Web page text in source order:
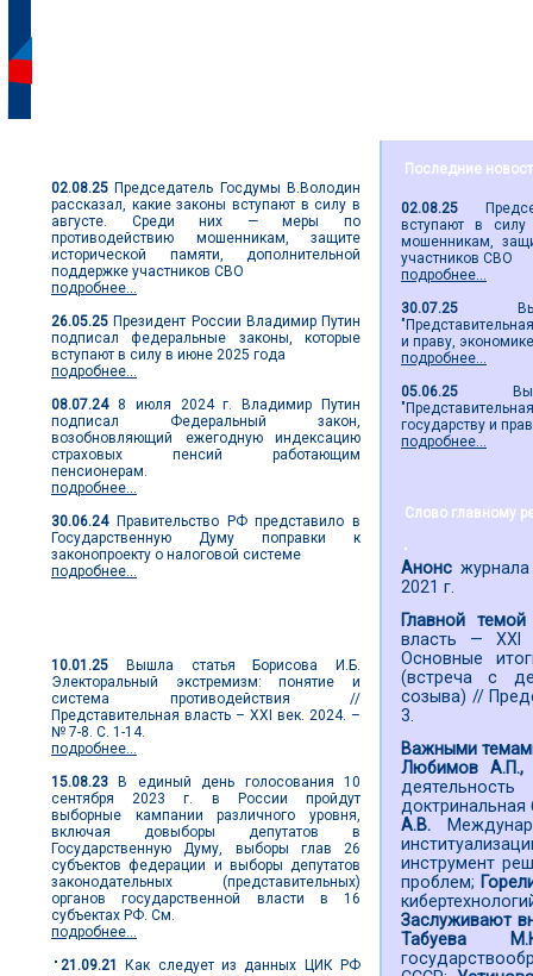
02.08.25 Председатель Госдумы В.Володин
рассказал, какие законы вступают в силу в
августе. Среди них — меры по
противодействию мошенникам, защите
исторической памяти, дополнительной
поддержке участников СВО
подробнее...
26.05.25 Президент России Владимир Путин
подписал федеральные законы, которые
вступают в силу в июне 2025 года
подробнее...
08.07.248 июля 2024 г. Владимир Путин
подписал Федеральный закон,
возобновляющий ежегодную индексацию
страховых пенсий работающим
пенсионерам.
подробнее...
30.06.24Правительство РФ представило в
Государственную Думу поправки к
законопроекту о налоговой системе
подробнее...
10.01.25 Вышла статья Борисова И.Б.
Электоральный экстремизм: понятие и
система противодействия //
Представительная власть – XXI век. 2024. –
№ 7-8. С. 1-14.
подробнее...
15.08.23 В единый день голосования 10
сентября 2023 г. в России пройдут
выборные кампании различного уровня,
включая довыборы депутатов в
Государственную Думу, выборы глав 26
субъектов федерации и выборы депутатов
законодательных (представительных)
органов государственной власти в 16
субъектах РФ. См.
подробнее...
21.09.21
Как следует из данных ЦИК РФ
Последние
02.08.25
вступают в
мошенникам,
участников СВО
подробнее...
30.07.25 Вышел
и праву,
подробнее...
05.06.25 Вышел
государству и
подробнее...
Слово главному
Анонс
2021 г.
Главной темой
власть —
Основные
(встреча с
созыва) //
3.
Важными
Любимов
А.В.
инструмент
проблем;
Заслуживают
Табуева